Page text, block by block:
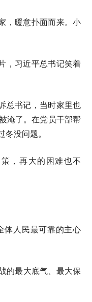
，暖意扑面而来。小
，习近平总书记笑着
总书记，当时家里也
淹了。在党员干部帮
冬没问题。
，再大的困难也不
体人民最可靠的主心
的最大底气、最大保